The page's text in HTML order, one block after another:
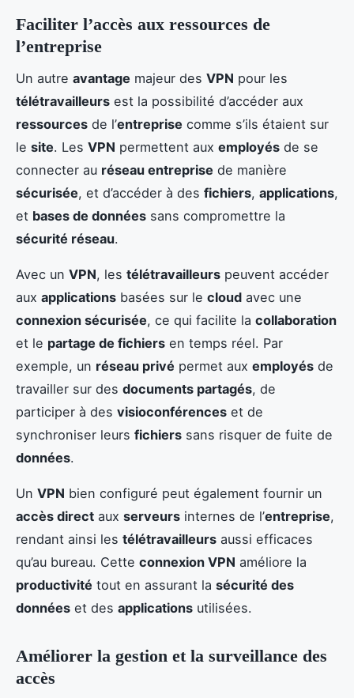
Faciliter l’accès aux ressources de
l’entreprise
Un autre avantage majeur des VPN pour les
télétravailleurs est la possibilité d’accéder aux
ressources de l’entreprise comme s’ils étaient sur
le site. Les VPN permettent aux employés de se
connecter au réseau entreprise de manière
sécurisée, et d’accéder à des fichiers, applications,
et bases de données sans compromettre la
sécurité réseau.
Avec un VPN, les télétravailleurs peuvent accéder
aux applications basées sur le cloud avec une
connexion sécurisée, ce qui facilite la collaboration
et le partage de fichiers en temps réel. Par
exemple, un réseau privé permet aux employés de
travailler sur des documents partagés, de
participer à des visioconférences et de
synchroniser leurs fichiers sans risquer de fuite de
données.
Un VPN bien configuré peut également fournir un
accès direct aux serveurs internes de l’entreprise,
rendant ainsi les télétravailleurs aussi efficaces
qu’au bureau. Cette connexion VPN améliore la
productivité tout en assurant la sécurité des
données et des applications utilisées.
Améliorer la gestion et la surveillance des
accès